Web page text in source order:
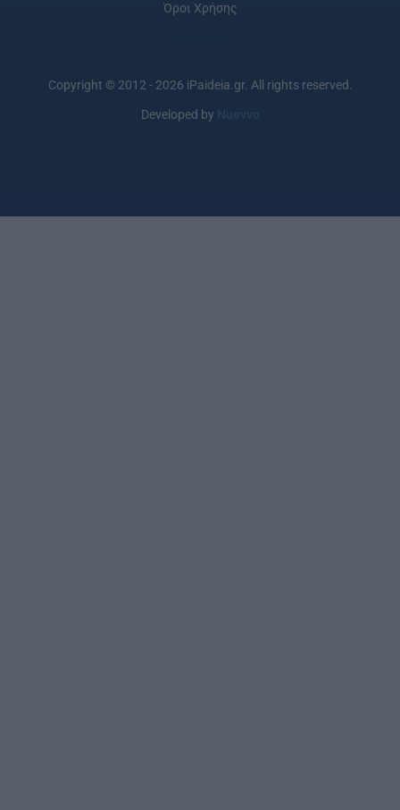
Όροι Χρήσης
Copyright © 2012 - 2026 iPaideia.gr. All rights reserved.
Developed by